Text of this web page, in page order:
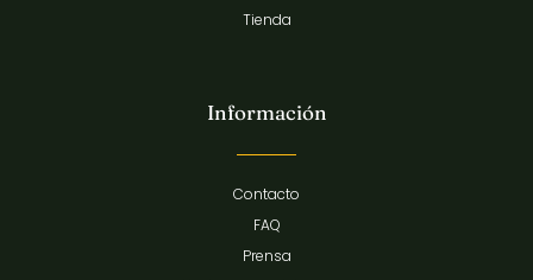
Tienda
Información
Contacto
FAQ
Prensa